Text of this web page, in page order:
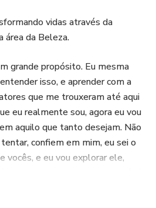
vidas através da
área da Beleza.
grande propósito. Eu mesma
isso, e aprender com a
que me trouxeram até aqui
eu realmente sou, agora eu vou
aquilo que tanto desejam. Não
confiem em mim, eu sei o
vocês, e eu vou explorar ele,
como prova disso. Acredite não